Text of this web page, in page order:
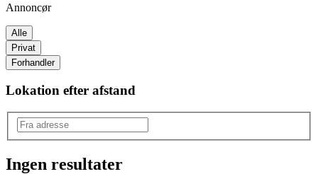
Annoncør
Alle
Privat
Forhandler
Lokation efter afstand
Ingen resultater